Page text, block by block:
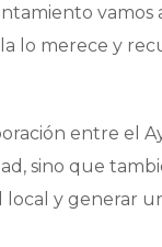
vamos
lo merece y
entre el
sino que
y generar